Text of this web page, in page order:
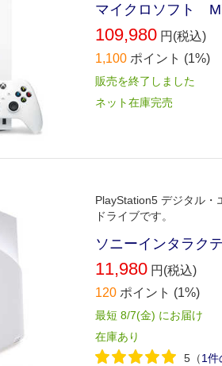
マイクロソフト
109,980 円(税込)
1,100 ポイント (1%)
販売を終了しました
ネット在庫完売
PlayStation5 デジタル
ドライブです。
ソニーインタラク
11,980 円(税込)
120 ポイント (1%)
最短 8/7(金) にお届け
在庫あり
5 （1件